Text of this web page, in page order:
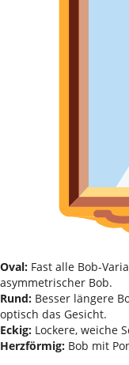
Oval: Fast alle Bob-
asymmetrischer Bob.
Rund: Besser längere
optisch das Gesicht.
Eckig: Lockere, weiche
Herzförmig: Bob mit